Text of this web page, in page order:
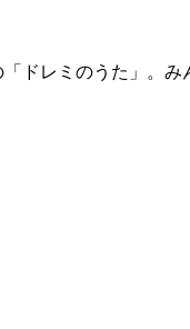
ドレミのうた」。み